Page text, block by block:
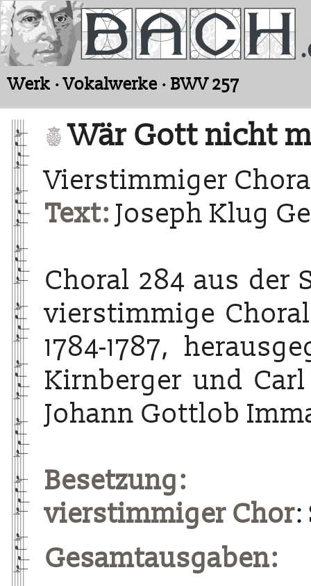
Werk · Vokalwerke · BWV 257
Wär Gott nicht
Vierstimmiger
Text: Joseph Klug
Choral 284 aus der
vierstimmige
1784-1787,
Kirnberger und
Johann Gottlob
Besetzung:
vierstimmiger Chor:
Gesamtausgaben: